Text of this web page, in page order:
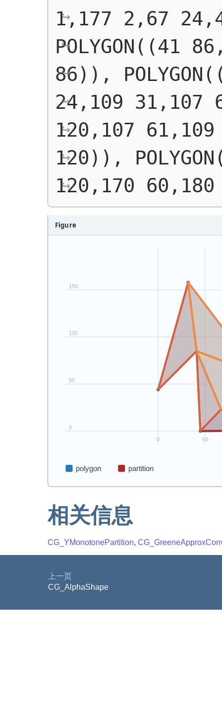
1,177 2,67
POLYGON((41
86)),
24,109 31,107
120,107
120)),
120,170
Figure
相关信息
CG_YMonotonePartition,
上一页
CG_AlphaShape